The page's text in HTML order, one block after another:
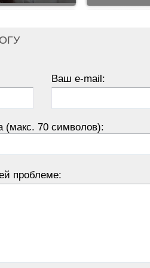
Ваш e-mail:
(макс. 70 символов):
проблеме: